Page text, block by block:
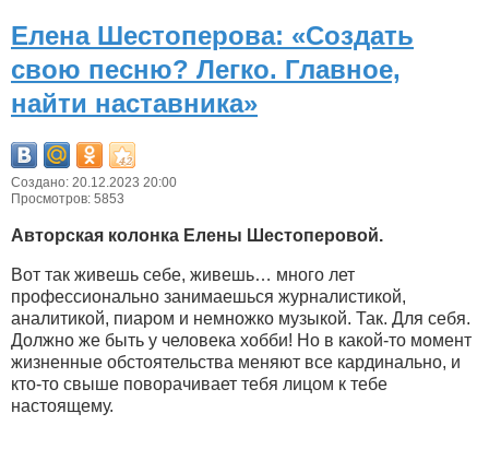
Елена Шестоперова: «Создать
свою песню? Легко. Главное,
найти наставника»
Создано: 20.12.2023 20:00
Просмотров: 5853
Авторская колонка Елены Шестоперовой.
Вот так живешь себе, живешь… много лет
профессионально занимаешься журналистикой,
аналитикой, пиаром и немножко музыкой. Так. Для себя.
Должно же быть у человека хобби! Но в какой-то момент
жизненные обстоятельства меняют все кардинально, и
кто-то свыше поворачивает тебя лицом к тебе
настоящему.